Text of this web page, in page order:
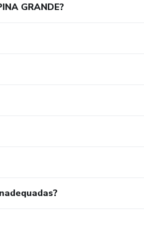
GRANDE?